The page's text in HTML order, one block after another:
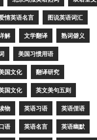
情英语名言 图说英语词汇
解 文学翻译 熟词僻义
美国习惯用语
国文化 翻译研究
国文化 英文美句五则
物 英语习语 英语俚语
语 英语名言 英语幽默